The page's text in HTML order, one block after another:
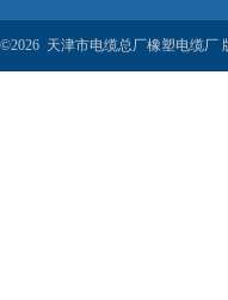
©2026 天津市电缆总厂橡塑电缆厂